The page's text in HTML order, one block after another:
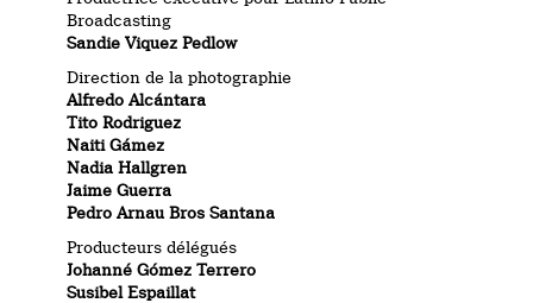
Broadcasting
Sandie Viquez Pedlow
Direction de la photographie
Alfredo Alcántara
Tito Rodriguez
Naiti Gámez
Nadia Hallgren
Jaime Guerra
Pedro Arnau Bros Santana
Producteurs délégués
Johanné Gómez Terrero
Susibel Espaillat